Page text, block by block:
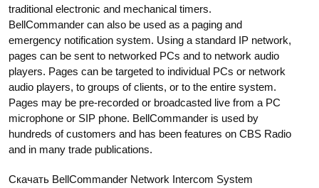
traditional electronic and mechanical timers.
BellCommander can also be used as a paging and
emergency notification system. Using a standard IP network,
pages can be sent to networked PCs and to network audio
players. Pages can be targeted to individual PCs or network
audio players, to groups of clients, or to the entire system.
Pages may be pre-recorded or broadcasted live from a PC
microphone or SIP phone. BellCommander is used by
hundreds of customers and has been features on CBS Radio
and in many trade publications.
Скачать BellCommander Network Intercom System